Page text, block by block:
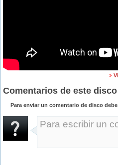
Comentarios de este disco
Para enviar un comentario de disco